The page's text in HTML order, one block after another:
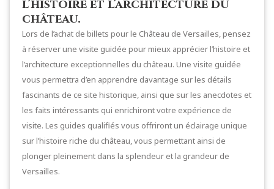
l’histoire et l’architecture du
château.
Lors de l’achat de billets pour le Château de Versailles, pensez
à réserver une visite guidée pour mieux apprécier l’histoire et
l’architecture exceptionnelles du château. Une visite guidée
vous permettra d’en apprendre davantage sur les détails
fascinants de ce site historique, ainsi que sur les anecdotes et
les faits intéressants qui enrichiront votre expérience de
visite. Les guides qualifiés vous offriront un éclairage unique
sur l’histoire riche du château, vous permettant ainsi de
plonger pleinement dans la splendeur et la grandeur de
Versailles.